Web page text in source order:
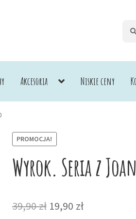
Akcesoria Niskie ceny
PROMOCJA!
Wyrok. Seria z
39,90zł Pierwotna
19,90 złAktualna